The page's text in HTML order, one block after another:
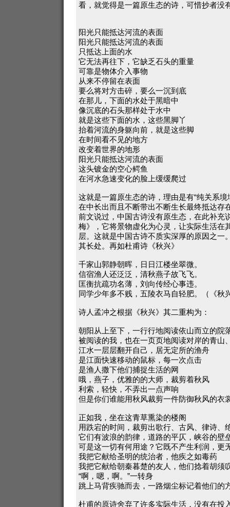
看，就觉得是一篇原生态的诗，可惜抄者没
阳光只能抵达河流的表面
阳光只能抵达河流的表面
只抵达上面的水
它无法再往下，它缺乏石头的重量
可靠是物体介入事物
从来不停留在表面
要么将对方击碎，要么一沉到底
在那儿，下面的水处于黑暗中
像沉底的石头那样处于水中
就是这些下面的水，这些黑脚丫
抬着河流的身躯向前，就是这些脚
在时间看不见的地方
改变着世界的地形
阳光只能抵达河流的表面
这头镀金的空心鳄鱼
在河水急速变化的脸上缓缓爬过
这就是一篇原生态的诗，理由是有“纯关系
在中长出而且不断带出不断生长最终抵达存
前文说过，中国古诗没有原生态，在此补充
梅》，它将景物虚化为心灵，让实际生活在
层。这就是中国古诗不质实深厚的原因之一
其长处。再如杜甫诗《秋兴》
千家山郭静朝晖，日日江楼坐翠微。
信宿渔人还泛泛，清秋燕子故飞飞。
匡衡抗疏功名薄，刘向传经心事违。
同学少年多不贱，五陵衣马自轻肥。（《秋
诗人孟冲之根据《秋兴》其二重构为：
朝阳从上至下，一行行地阅读依山而立的院
被阅读的我，也在一页页地阅读对岸的青山
江水一层层翻开自己，居无定所的渔舟
是江面快速移动的鼠标，每一次点击
是渔人撒下他们捕捉生活的网
哦，燕子，优雅的的大师，裁剪着秋风
利索，轻快，不弄出一点声响
但是你们谁能用秋风裁剪一件防御秋风的衣
正如我，坐在这青草熏染的楼阁
用跌宕的时间，裁剪出歌行、古风、律诗、
它们有波浪的韵律，道路的平仄，峡谷的壁
可是这一切有何用途？它既不产生利润，更
我把它献给圣明的统治者，他疾之如毒药
我把它献给朝秦暮楚的友人，他们捻着胡须
“啊，嗯，啊。”一转身
跳上马背疾驰而去，一路烟尘标记着他们的
杜甫的原诗舍弃了许多实际生活，没有在投